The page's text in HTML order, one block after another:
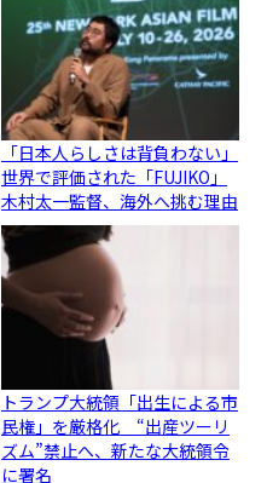
「日本人らしさは背負わない」
世界で評価された「FUJIKO」
木村太一監督、海外へ挑む理由
トランプ大統領「出生による市
民権」を厳格化 “出産ツーリ
ズム”禁止へ、新たな大統領令
に署名